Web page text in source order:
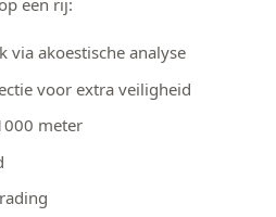
een rij:
via akoestische analyse
voor extra veiligheid
meter